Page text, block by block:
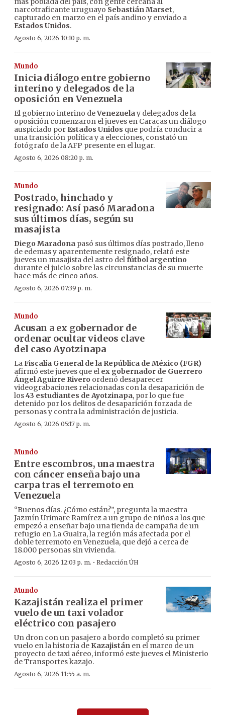
narcotraficante uruguayo Sebastián Marset,
capturado en marzo en el país andino y enviado a
Estados Unidos.
Agosto 6, 2026 10:10 p. m.
Mundo
Inicia diálogo entre gobierno
interino y delegados de la
oposición en Venezuela
El gobierno interino deVenezuelay delegados de la
oposición comenzaron el jueves en Caracas un diálogo
auspiciado por Estados Unidos que podría conducir a
una transición política y a elecciones, constató un
fotógrafo de la AFP presente en el lugar.
Agosto 6, 2026 08:20 p. m.
Mundo
Postrado, hinchado y
resignado: Así pasó Maradona
sus últimos días, según su
masajista
Diego Maradona pasó sus últimos días postrado, lleno
de edemas y aparentemente resignado, relató este
jueves un masajista del astro delfútbol argentino
durante el juicio sobre las circunstancias de su muerte
hace más de cinco años.
Agosto 6, 2026 07:39 p. m.
Mundo
Acusan a ex gobernador de
ordenar ocultar videos clave
del caso Ayotzinapa
LaFiscalía General de la República de México (FGR)
afirmó este jueves que el ex gobernador de Guerrero
Ángel Aguirre Rivero ordenó desaparecer
videograbaciones relacionadas con la desaparición de
los43 estudiantes de Ayotzinapa, por lo que fue
detenido por los delitos de desaparición forzada de
personas y contra la administración de justicia.
Agosto 6, 2026 05:17 p. m.
Mundo
Entre escombros, una maestra
con cáncer enseña bajo una
carpa tras el terremoto en
Venezuela
“Buenos días. ¿Cómo están?”, pregunta la maestra
Jazmín Urimare Ramírez a un grupo de niños a los que
empezó a enseñar bajo una tienda de campaña de un
refugio en La Guaira, la región más afectada por el
doble terremoto en Venezuela, que dejó a cerca de
18.000 personas sin vivienda.
Agosto 6, 2026 12:03 p. m. · Redacción ÚH
Mundo
Kazajistán realiza el primer
vuelo de un taxi volador
eléctrico con pasajero
Un dron con un pasajero a bordo completó su primer
vuelo en la historia de Kazajistán en el marco de un
proyecto de taxi aéreo, informó este jueves el Ministerio
de Transportes kazajo.
Agosto 6, 2026 11:55 a. m.